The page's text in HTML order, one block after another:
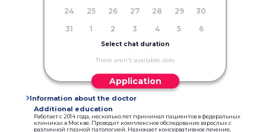
24
25 26 27 28 29
30
31
1 2 3 4 5 6
Select chat duration
There aren't available slots
Application
Information about the doctor
Additional education
Работает с 2014 года, несколько лет принимал пациентов в федеральных
клиниках в Москве. Проводит комплексное обследование взрослых с
различной глазной патологией. Назначает консервативное лечение,